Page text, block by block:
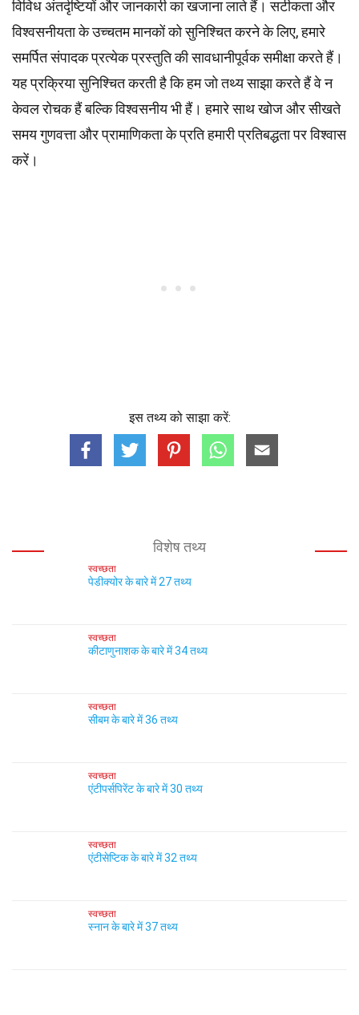
विविध अंतर्दृष्टियों और जानकारी का खजाना लाते हैं। सटीकता और
विश्वसनीयता के उच्चतममानकोंको सुनिश्चित करने के लिए, हमारे
समर्पितसंपादकप्रत्येक प्रस्तुति की सावधानीपूर्वक समीक्षा करते हैं।
यह प्रक्रिया सुनिश्चित करती है कि हम जो तथ्य साझा करते हैं वे न
केवल रोचक हैं बल्कि विश्वसनीय भी हैं। हमारे साथ खोज और सीखते
समय गुणवत्ता और प्रामाणिकता के प्रति हमारी प्रतिबद्धता पर विश्वास
करें।
इस तथ्य को साझा करें:
विशेष तथ्य
स्वच्छता
पेडीक्योर के बारे में 27 तथ्य
स्वच्छता
कीटाणुनाशक के बारे में 34 तथ्य
स्वच्छता
सीबम के बारे में 36 तथ्य
स्वच्छता
एंटीपर्सपिरेंट के बारे में 30 तथ्य
स्वच्छता
एंटीसेप्टिक के बारे में 32 तथ्य
स्वच्छता
स्नान के बारे में 37 तथ्य